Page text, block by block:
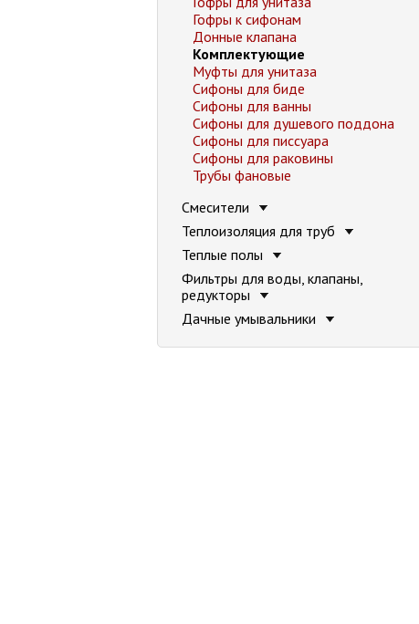
Гофры к сифонам
Донные клапана
Комплектующие
Муфты для унитаза
Сифоны для биде
Сифоны для ванны
Сифоны для душевого поддона
Сифоны для писсуара
Сифоны для раковины
Трубы фановые
Смесители
Теплоизоляция для труб
Теплые полы
Фильтры для воды, клапаны,
редукторы
Дачные умывальники